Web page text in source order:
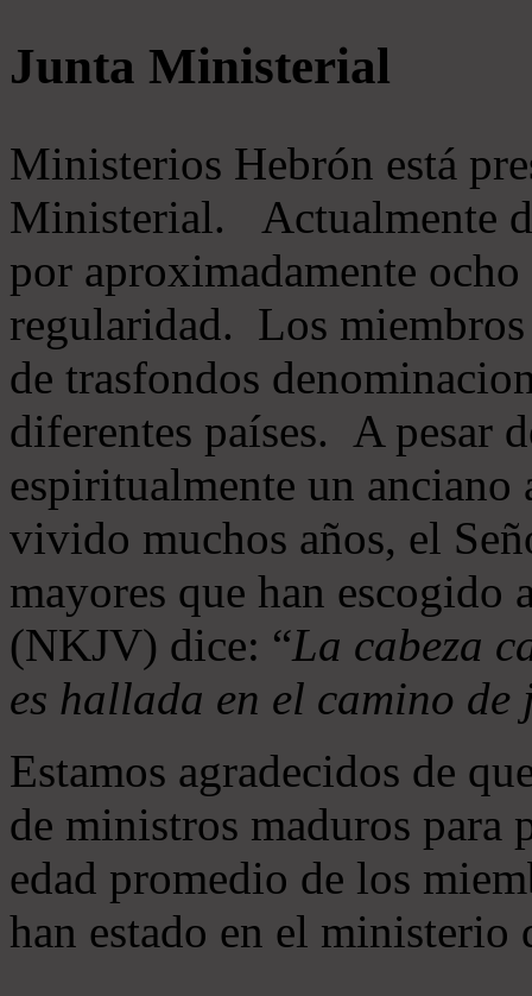
Junta Ministerial
Ministerios Hebrón está
Ministerial. Actualmente
por aproximadamente
regularidad. Los
de trasfondos
diferentes países. A pesar
espiritualmente un
vivido muchos años, el
mayores que han
(NKJV) dice: “La cabeza
es hallada en el camino de
Estamos agradecidos de
de ministros maduros
edad promedio de los
han estado en el ministerio